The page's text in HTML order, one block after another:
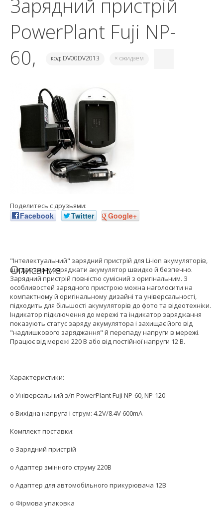
Зарядний пристрій
PowerPlant Fuji NP-
60,
код: DV00DV2013 × ожидаем
Поделитесь с друзьями:
Facebook Twitter Google+
Описание
"Інтелектуальний" зарядний пристрій для Li-ion акумуляторів,
що дає змогу заряджати акумулятор швидко й безпечно.
Зарядний пристрій повністю сумісний з оригінальним. З
особливостей зарядного пристрою можна наголосити на
компактному й оригінальному дизайні та універсальності,
підходить для більшості акумуляторів до фото та відеотехніки.
Індикатор підключення до мережі та індикатор заряджання
показують статус заряду акумулятора і захищає його від
"надлишкового заряджання" й перепаду напруги в мережі.
Працює від мережі 220 В або від постійної напруги 12 В.
Характеристики:
o Універсальний з/п PowerPlant Fuji NP-60, NP-120
o Вихідна напруга і струм: 4.2V/8.4V 600mA
Комплект поставки:
o Зарядний пристрій
o Адаптер змінного струму 220В
o Адаптер для автомобільного прикурювача 12В
o Фірмова упаковка